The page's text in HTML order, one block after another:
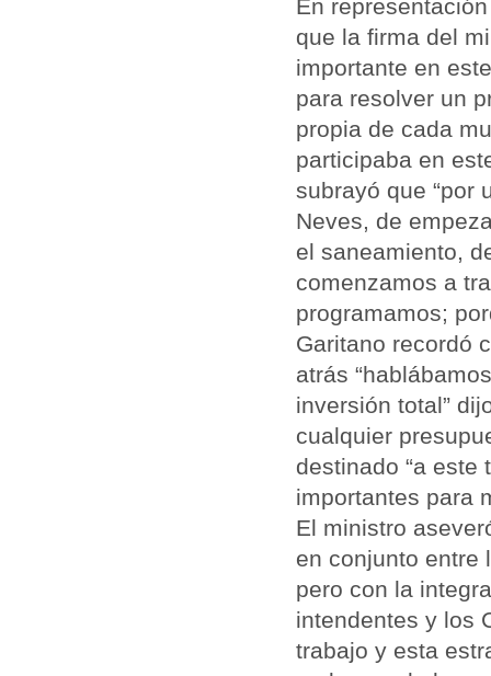
En
que la firma del
importante en
para resolver un
propia de cada
participaba en
subrayó que “por
Neves, de
el saneamiento,
comenzamos a
programamos;
Garitano recordó
atrás
inversión total”
cualquier
destinado “a
importantes para
El ministro
en conjunto entre
pero con la
intendentes y los
trabajo y esta